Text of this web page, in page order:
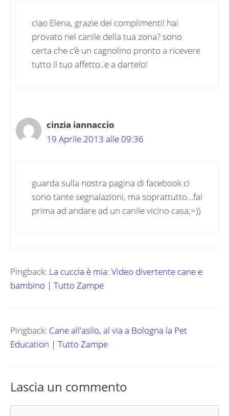
ciao Elena, grazie dei complimenti! hai
provato nel canile della tua zona? sono
certa che c’è un cagnolino pronto a ricevere
tutto il tuo affetto..e a dartelo!
cinzia iannaccio
19 Aprile 2013 alle 09:36
guarda sulla nostra pagina di facebook ci
sono tante segnalazioni, ma soprattutto…fai
prima ad andare ad un canile vicino casa;=))
Pingback: La cuccia è mia: Video divertente cane e
bambino | Tutto Zampe
Pingback: Cane all'asilo, al via a Bologna la Pet
Education | Tutto Zampe
Lascia un commento